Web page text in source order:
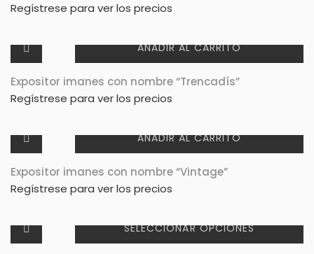
Regístrese para ver los precios
AÑADIR AL CARRITO
Expositor imanes con nombre “Trencadís”
Regístrese para ver los precios
AÑADIR AL CARRITO
Expositor imanes con nombre “Vintage”
Regístrese para ver los precios
SELECCIONAR OPCIONES